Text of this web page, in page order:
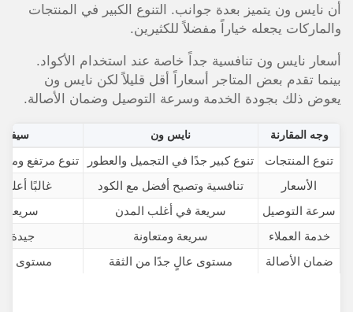
أن نايس ون يتميز بعدة جوانب. التنوع الكبير في المنتجات
والماركات يجعله خياراً مفضلاً للكثيرين.
أسعار نايس ون تنافسية جداً خاصة عند استخدام الأكواد.
بينما تقدم بعض المتاجر أسعاراً أقل قليلاً لكن نايس ون
يعوض ذلك بجودة الخدمة وسرعة التوصيل وضمان الأصالة.
وجه المقارنة نايس ون
تنوع المنتجات تنوع كبير جدًا في التجميل والعطور
تنوع مرتفع
الأسعار
تنافسية وتصبح أفضل مع الكود
غالبًا
سرعة التوصيل
سريعة في أغلب المدن
سريعة
خدمة العملاء
سريعة ومتعاونة
جيدة
ضمان الأصالة
مستوى عالٍ جدًا من الثقة مستوى